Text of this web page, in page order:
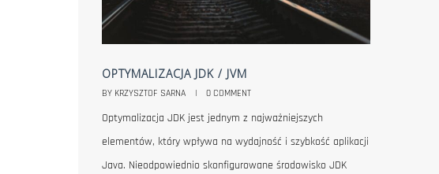
OPTYMALIZACJA JDK / JVM
BY KRZYSZTOF SARNA    | 0 COMMENT
Optymalizacja JDK jest jednym z najważniejszych
elementów, który wpływa na wydajność i szybkość aplikacji
Java. Nieodpowiednio skonfigurowane środowisko JDK